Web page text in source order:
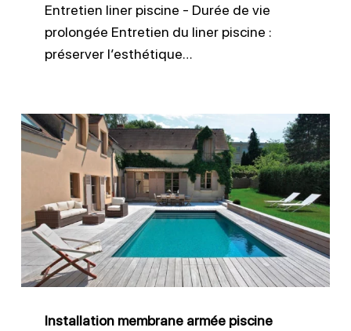
Entretien liner piscine - Durée de vie
prolongée Entretien du liner piscine :
préserver l’esthétique…
Installation
membrane
piscine
béton
Installation membrane armée piscine